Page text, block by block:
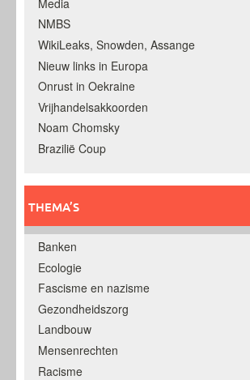
NMBS
WikiLeaks, Snowden, Assange
Nieuw links in Europa
Onrust in Oekraine
Vrijhandelsakkoorden
Noam Chomsky
Brazilië Coup
THEMA’S
Banken
Ecologie
Fascisme en nazisme
Gezondheidszorg
Landbouw
Mensenrechten
Racisme